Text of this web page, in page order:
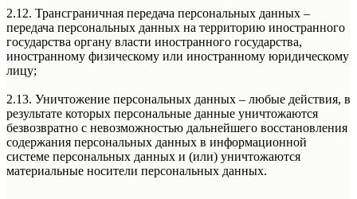
2.12. Трансграничная передача персональных данных –
передача персональных данных на территорию иностранного
государства органу власти иностранного государства,
иностранному физическому или иностранному юридическому
лицу;
2.13. Уничтожение персональных данных – любые действия, в
результате которых персональные данные уничтожаются
безвозвратно с невозможностью дальнейшего восстановления
содержания персональных данных в информационной
системе персональных данных и (или) уничтожаются
материальные носители персональных данных.